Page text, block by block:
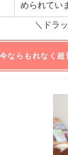
められてい
＼ドラ
今ならもれなく